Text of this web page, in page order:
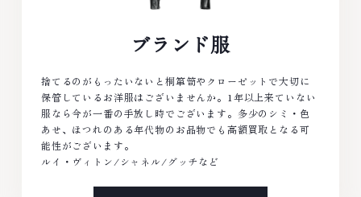
ブランド服
捨てるのがもったいないと桐箪笥やクローゼットで大切に
保管しているお洋服はございませんか。1年以上来ていない
服なら今が一番の手放し時でございます。多少のシミ・色
あせ、ほつれのある年代物のお品物でも高額買取となる可
能性がございます。
ルイ・ヴィトン/シャネル/グッチなど